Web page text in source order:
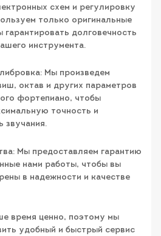
схем и регулировку
только оригинальные
гарантировать долговечность
инструмента.
Мы произведем
октав и других параметров
фортепиано, чтобы
точность и
звучания.
Мы предоставляем гарантию
нами работы, чтобы вы
в надежности и качестве
время ценно, поэтому мы
удобный и быстрый сервис